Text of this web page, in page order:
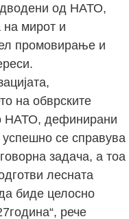
од НАТО,
мирот и
промовирање и
на обврските
НАТО, дефинирани
се справува
задача, а тоа
лесната
биде целосно
рече